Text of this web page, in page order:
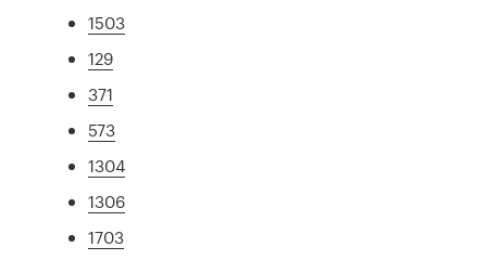
1503
129
371
573
1304
1306
1703